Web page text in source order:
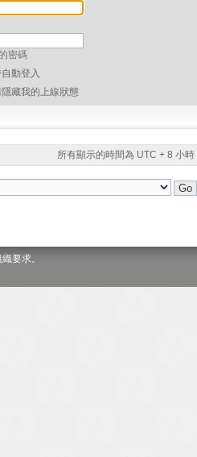
密碼
動登入
藏我的上線狀態
所有顯示的時間為 UTC + 8 小時
要求。